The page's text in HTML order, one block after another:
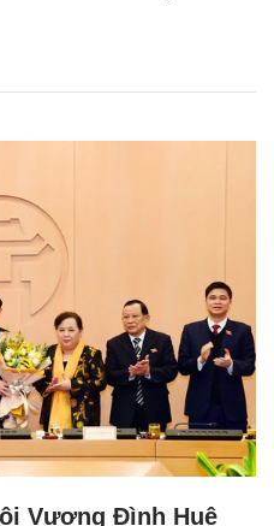
Vương Đình Huệ